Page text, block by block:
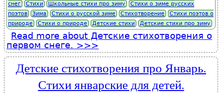
снег
Стихи Школьные стихи про зиму
Стихи о зиме русских
поэтов
Зима Стихи о русской зиме Стихотворение
Стихи поэтов о
природе
Стихи о природе Детские стихи Детские стихи про зиму
Read more about Детские стихотворения о
первом снеге.
Детские стихотворения про Январь.
Стихи январские для детей.